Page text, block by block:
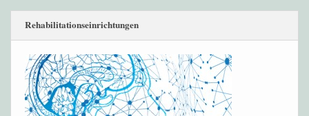
Rehabilitationseinrichtungen